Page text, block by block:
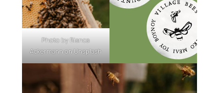
Photo byBianca
AckermannonUnsplash